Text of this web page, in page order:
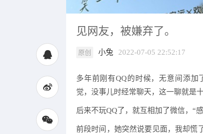
见网友，被嫌弃了。
原创 小兔 2022-07-05 22:52:17
多年前刚有QQ的时候，无意间添
觉，没事儿时经常聊天，这一聊就是十
后来不玩QQ了，就互相加了微信，“
前段时间，她突然说要见面，我却慌